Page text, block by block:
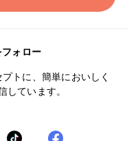
ォロー
トに、簡単においしく
しています。